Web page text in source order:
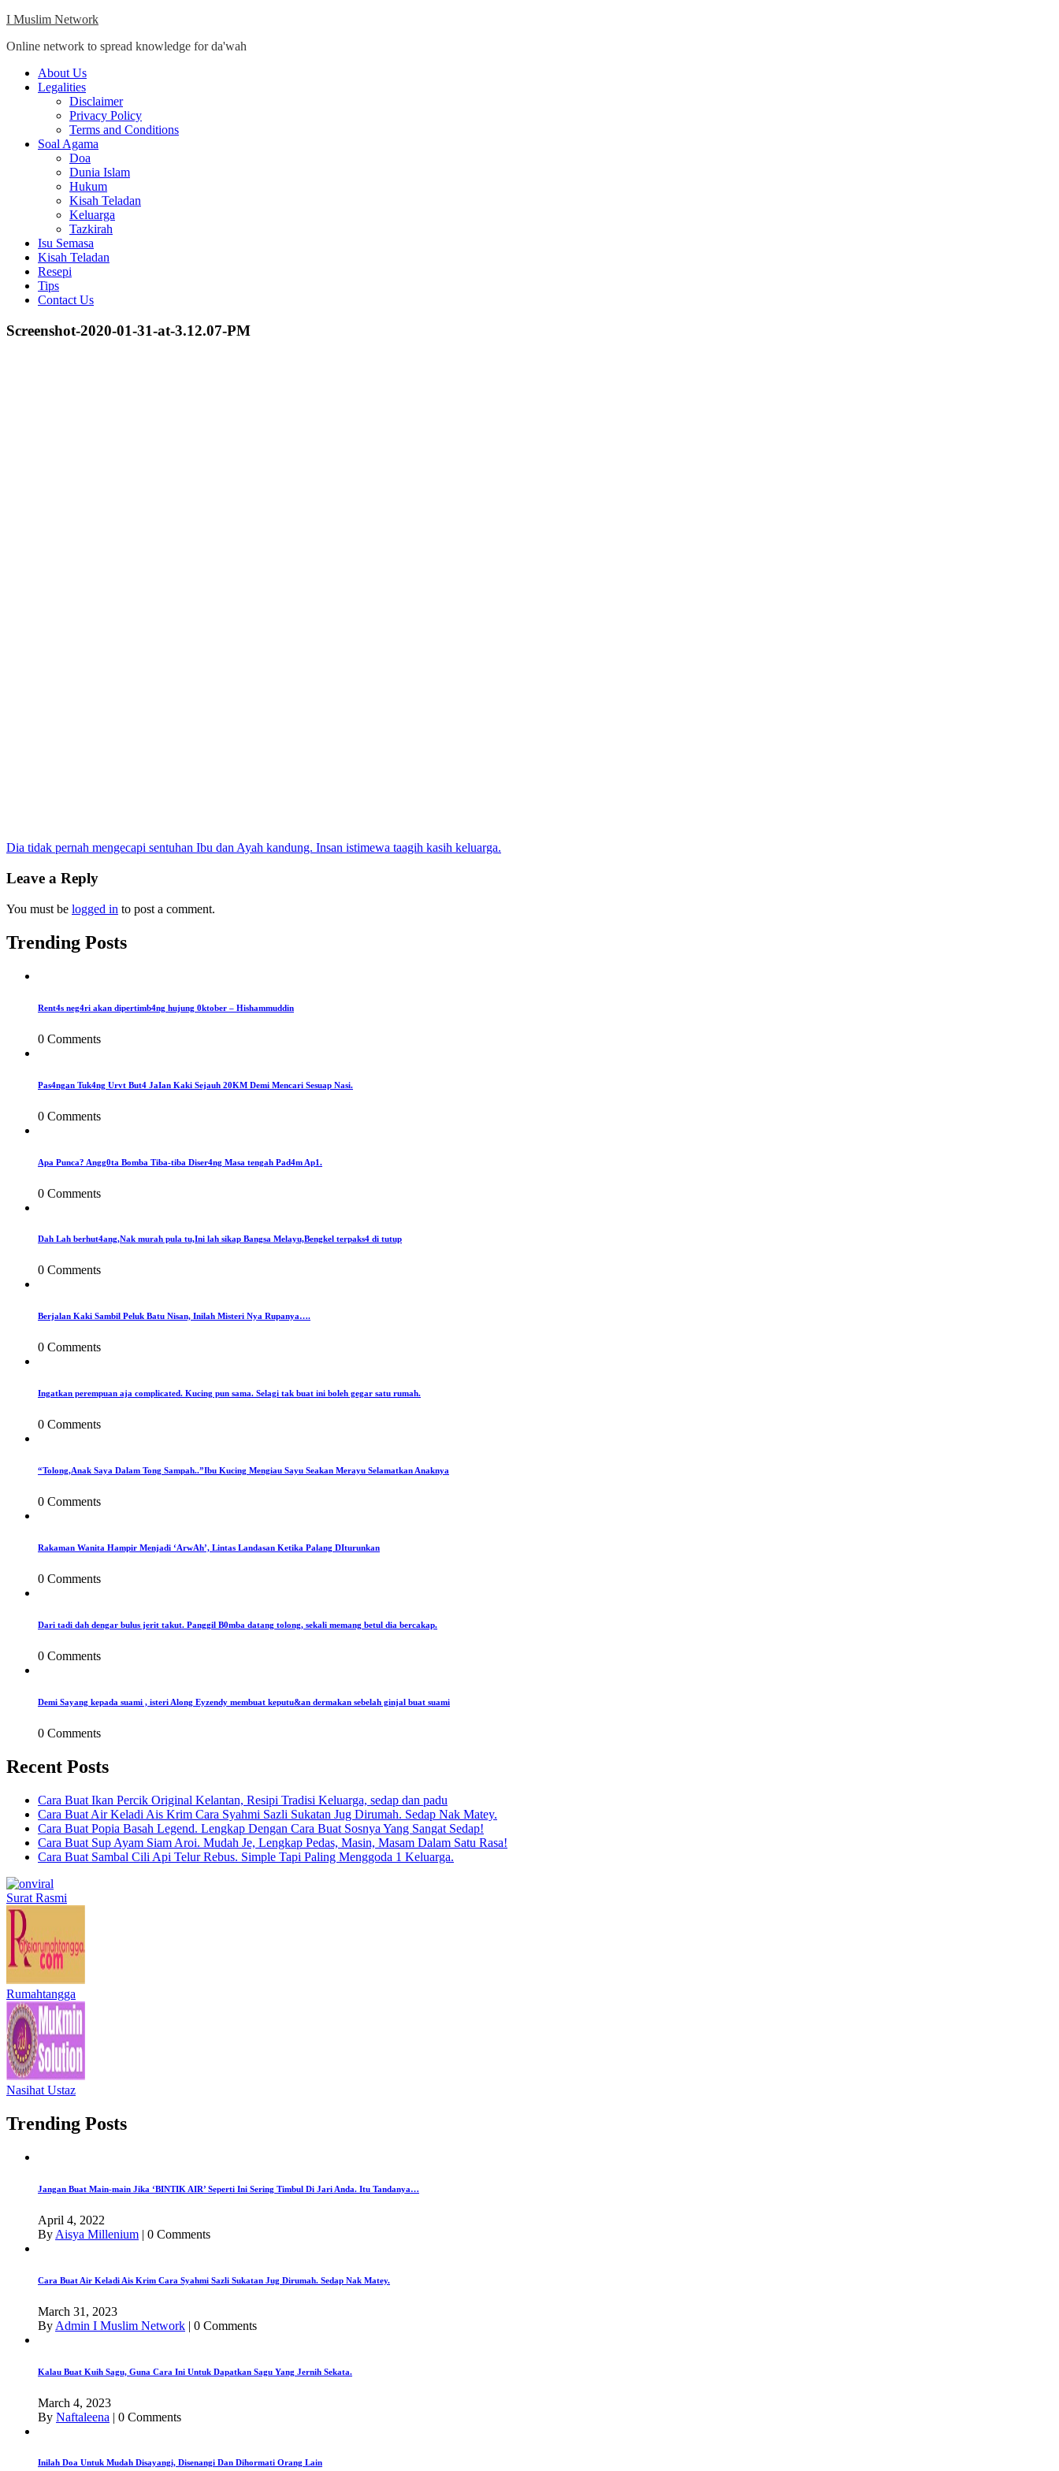
Skip
content
I Muslim Network
Online network to spread knowledge for da'wah
Close
Menu
About Us
Legalities
Disclaimer
Privacy Policy
Terms and Conditions
Soal Agama
Doa
Dunia Islam
Hukum
Kisah Teladan
Keluarga
Tazkirah
Isu Semasa
Kisah Teladan
Resepi
Tips
Contact Us
Screenshot-2020-01-31-at-3.12.07-PM
Post
navigation
Dia tidak pernah mengecapi sentuhan Ibu dan Ayah kandung. Insan istimewa taagih kasih keluarga.
Leave a Reply
You must be logged in to post a comment.
Trending Posts
Rent4s neg4ri akan dipertimb4ng hujung 0ktober – Hishammuddin
0 Comments
Pas4ngan Tuk4ng Urvt But4 JaIan Kaki Sejauh 20KM Demi Mencari Sesuap Nasi.
0 Comments
Apa Punca? Angg0ta Bomba Tiba-tiba Diser4ng Masa tengah Pad4m Ap1.
0 Comments
Dah Lah berhut4ang,Nak murah pula tu,Ini lah sikap Bangsa Melayu,Bengkel terpaks4 di tutup
0 Comments
Berjalan Kaki Sambil Peluk Batu Nisan, Inilah Misteri Nya Rupanya….
0 Comments
Ingatkan perempuan aja complicated. Kucing pun sama. Selagi tak buat ini boleh gegar satu rumah.
0 Comments
“Tolong,Anak Saya Dalam Tong Sampah..”Ibu Kucing Mengiau Sayu Seakan Merayu Selamatkan Anaknya
0 Comments
Rakaman Wanita Hampir Menjadi ‘ArwAh’, Lintas Landasan Ketika Palang DIturunkan
0 Comments
Dari tadi dah dengar bulus jerit takut. Panggil B0mba datang tolong, sekali memang betul dia bercakap.
0 Comments
Demi Sayang kepada suami , isteri Along Eyzendy membuat keputu&an dermakan sebelah ginjal buat suami
0 Comments
Recent Posts
Cara Buat Ikan Percik Original Kelantan, Resipi Tradisi Keluarga, sedap dan padu
Cara Buat Air Keladi Ais Krim Cara Syahmi Sazli Sukatan Jug Dirumah. Sedap Nak Matey.
Cara Buat Popia Basah Legend. Lengkap Dengan Cara Buat Sosnya Yang Sangat Sedap!
Cara Buat Sup Ayam Siam Aroi. Mudah Je, Lengkap Pedas, Masin, Masam Dalam Satu Rasa!
Cara Buat Sambal Cili Api Telur Rebus. Simple Tapi Paling Menggoda 1 Keluarga.
Surat Rasmi
Rumahtangga
Nasihat Ustaz
Trending Posts
Jangan Buat Main-main Jika ‘BINTIK AIR’ Seperti Ini Sering Timbul Di Jari Anda. Itu Tandanya…
April 4, 2022
By Aisya Millenium | 0 Comments
Cara Buat Air Keladi Ais Krim Cara Syahmi Sazli Sukatan Jug Dirumah. Sedap Nak Matey.
March 31, 2023
By Admin I Muslim Network | 0 Comments
Kalau Buat Kuih Sagu, Guna Cara Ini Untuk Dapatkan Sagu Yang Jernih Sekata.
March 4, 2023
By Naftaleena | 0 Comments
Inilah Doa Untuk Mudah Disayangi, Disenangi Dan Dihormati Orang Lain